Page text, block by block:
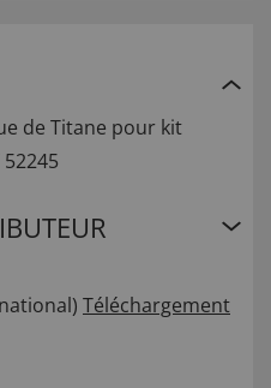
de Titane pour kit
Téléchargement